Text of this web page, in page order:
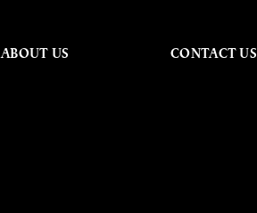
ABOUT US CONTACT US